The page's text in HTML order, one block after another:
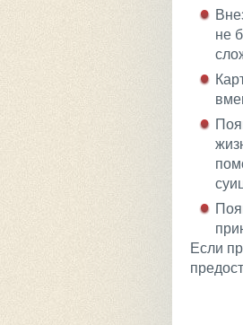
не
Если